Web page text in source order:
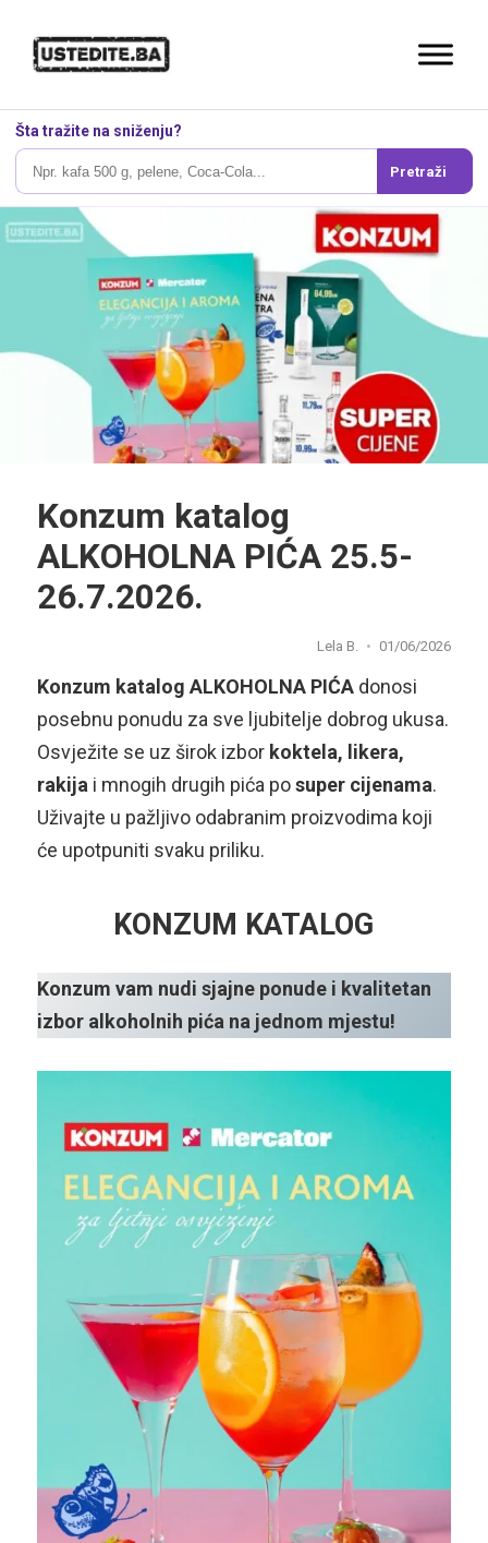
Šta tražite na sniženju?
Pretraži
Konzum katalog
ALKOHOLNA PIĆA 25.5-
26.7.2026.
Lela B. 01/06/2026
Konzum katalog ALKOHOLNA PIĆAdonosi
posebnu ponudu za sve ljubitelje dobrog ukusa.
Osvježite se uz širok izbor koktela, likera,
rakija i mnogih drugih pića posuper cijenama.
Uživajte u pažljivo odabranim proizvodima koji
će upotpuniti svaku priliku.
KONZUM KATALOG
Konzum vam nudi sjajne ponude i kvalitetan
izbor alkoholnih pića na jednom mjestu!